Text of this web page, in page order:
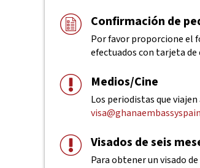
Confirmación de
Por favor proporcione el
efectuados con tarjeta
Medios/Cine
Los periodistas que
Visados de seis
Para obtener un visado